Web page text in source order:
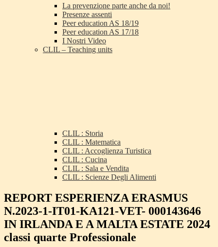
La prevenzione parte anche da noi!
Presenze assenti
Peer education AS 18/19
Peer education AS 17/18
I Nostri Video
CLIL – Teaching units
CLIL : Storia
CLIL : Matematica
CLIL : Accoglienza Turistica
CLIL : Cucina
CLIL : Sala e Vendita
CLIL : Scienze Degli Alimenti
REPORT ESPERIENZA ERASMUS
N.2023-1-IT01-KA121-VET- 000143646
IN IRLANDA E A MALTA ESTATE 2024
classi quarte Professionale